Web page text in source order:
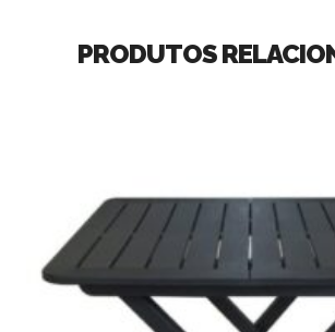
PRODUTOS